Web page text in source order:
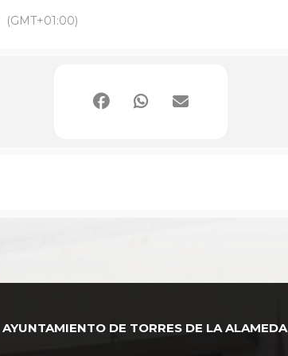
(GMT+01:00)
AYUNTAMIENTO DE TORRES DE LA ALAMEDA